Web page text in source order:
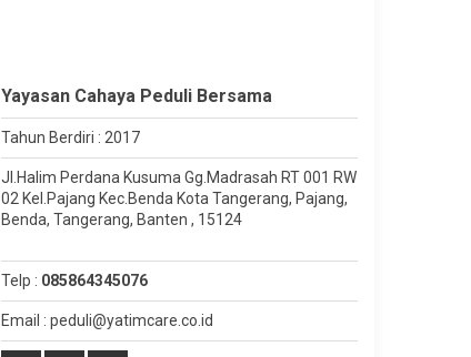
Yayasan Cahaya Peduli Bersama
Tahun Berdiri : 2017
Jl.Halim Perdana Kusuma Gg.Madrasah RT 001 RW
02 Kel.Pajang Kec.Benda Kota Tangerang, Pajang,
Benda, Tangerang, Banten , 15124
Telp : 085864345076
Email : peduli@yatimcare.co.id